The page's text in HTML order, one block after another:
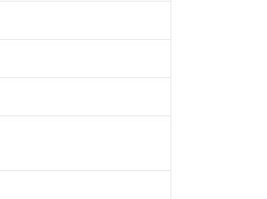
応した製品が提供可能な商品です。